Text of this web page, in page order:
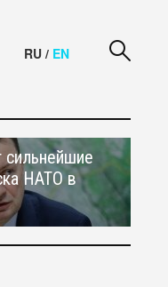
RU / EN
НАТО в